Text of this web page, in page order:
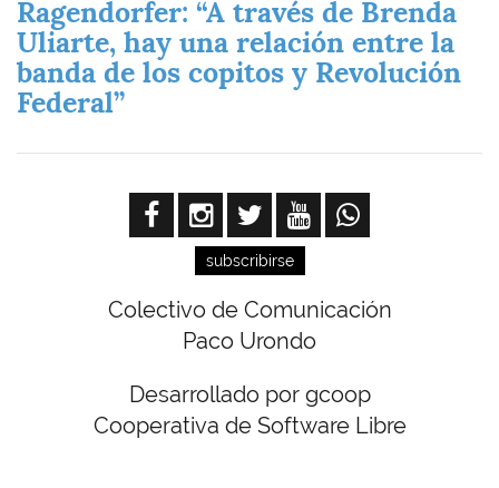
Ragendorfer: “A través de Brenda
Uliarte, hay una relación entre la
banda de los copitos y Revolución
Federal”
subscribirse
Colectivo de Comunicación
Paco Urondo
Desarrollado por gcoop
Cooperativa de Software Libre